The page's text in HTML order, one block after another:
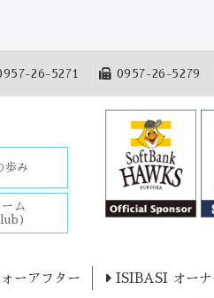
26-5271 0957-26-5279
み
ム
ーアフター ISIBASI オーナ